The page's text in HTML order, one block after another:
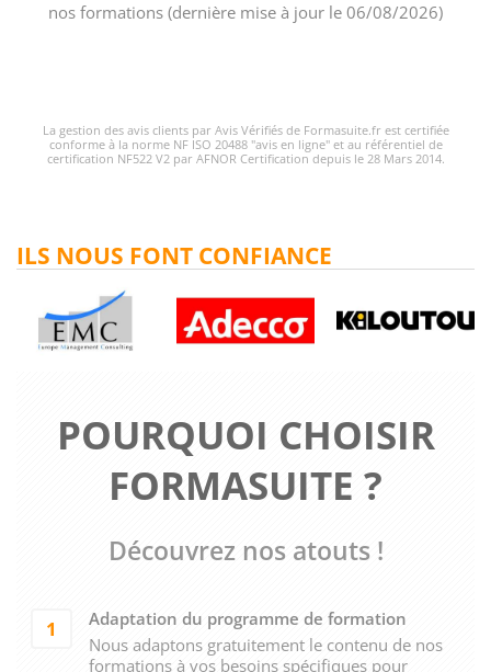
nos formations (dernière mise à jour le 06/08/2026)
La gestion des avis clients par Avis Vérifiés de Formasuite.fr est certifiée
conforme à la norme NF ISO 20488 "avis en ligne" et au référentiel de
certification NF522 V2 par AFNOR Certification depuis le 28 Mars 2014.
POURQUOI CHOISIR
FORMASUITE ?
Découvrez nos atouts !
1
Adaptation du programme de formation
Nous adaptons gratuitement le contenu de nos
formations à vos besoins spécifiques pour
ILS NOUS FONT CONFIANCE